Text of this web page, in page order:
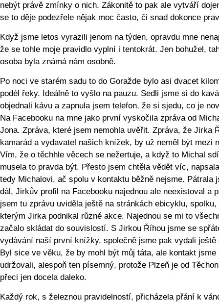
nebýt právě zmínky o nich. Zákonitě to pak ale vytváří
se to děje podezřele nějak moc často, či snad dokonce
Když jsme letos vyrazili jenom na týden, opravdu mne
že se tohle moje pravidlo vyplní i tentokrát. Jen bohužel,
osoba byla známá nám osobně.
Po noci ve starém sadu to do Goražde bylo asi dvacet
podél řeky. Ideálně to vyšlo na pauzu. Sedli jsme si do
objednali kávu a zapnula jsem telefon, že si sjedu, co je
Na Facebooku na mne jako první vyskočila zpráva od
Jona. Zpráva, které jsem nemohla uvěřit. Zpráva, že Jirka
kamarád a vydavatel našich knížek, by už neměl být mezi
Vím, že o těchhle věcech se nežertuje, a když to Michal
musela to pravda být. Přesto jsem chtěla vědět víc,
tedy Michalovi, ač spolu v kontaktu běžně nejsme. Pátrala
dál, Jirkův profil na Facebooku najednou ale neexistoval a
jsem tu zprávu uviděla ještě na stránkách ebicyklu, spolku,
kterým Jirka podnikal různé akce. Najednou se mi to
začalo skládat do souvislostí. S Jirkou Říhou jsme se
vydávání naší první knížky, společně jsme pak vydali ještě
Byl sice ve věku, že by mohl být můj táta, ale kontakt jsme
udržovali, alespoň ten písemný, protože Plzeň je od
přeci jen docela daleko.
Každý rok, s železnou pravidelností, přicházela přání k